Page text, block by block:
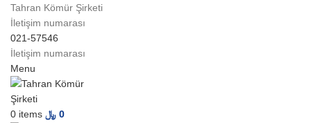
Tahran Kömür Şirketi
İletişim numarası
021-57546
İletişim numarası
Menu
0 items 0 ﷼